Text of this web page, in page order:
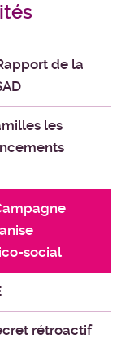
de la
les
social
rétroactif